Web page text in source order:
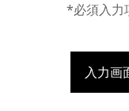
*必須入力
入力画